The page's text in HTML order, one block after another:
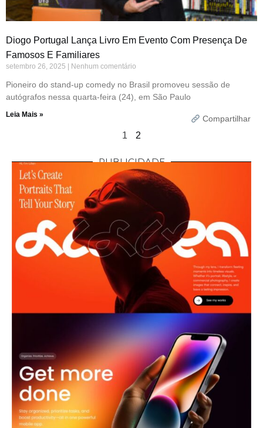
Diogo Portugal Lança Livro Em Evento Com Presença De
Famosos E Familiares
setembro 26, 2025 Nenhum comentário
Pioneiro do stand-up comedy no Brasil promoveu sessão de
autógrafos nessa quarta-feira (24), em São Paulo
Leia Mais » Compartilhar
1 2
PUBLICIDADE